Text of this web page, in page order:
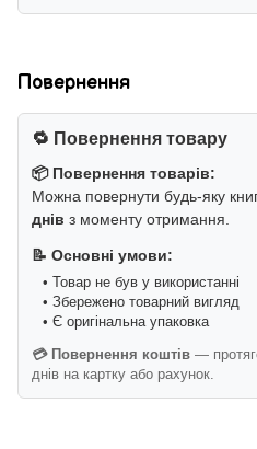
Повернення
🔁 Повернення товару
📦 Повернення товарів:
Можна повернути будь-яку
днів з моменту отримання.
📝 Основні умови:
• Товар не був у використанні
• Збережено товарний вигляд
• Є оригінальна упаковка
💳 Повернення коштів —
днів на картку або рахунок.